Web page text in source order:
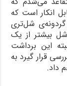
انکار است که
شل‌تری
بیشتر از یک
این برداشت
قرار گیرد به
داد.